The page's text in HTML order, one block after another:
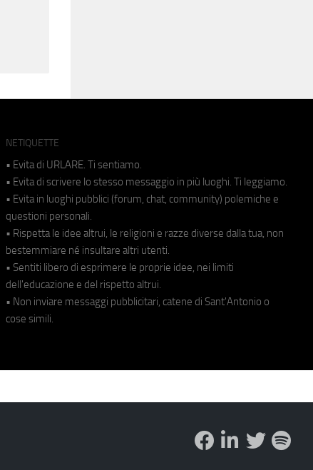
NETIQUETTE
• Evita di URLARE. Ti sentiamo.
• Evita di scrivere lo stesso messaggio in più luoghi. Ti leggiamo.
• Evita in luoghi pubblici (forum, chat, community) polemiche e
questioni personali.
• Rispetta le idee altrui, le religioni e razze diverse dalla tua, non
bestemmiare né insultare altri utenti.
• Sentiti libero di esprimere le proprie idee, nei limiti
dell'educazione e del rispetto altrui.
• Non inviare messaggi pubblicitari, catene di Sant'Antonio o
cose simili.